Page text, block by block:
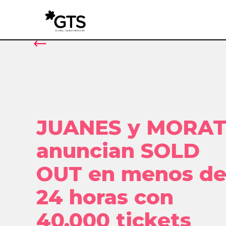
JUANES y MORAT
anuncian SOLD
OUT en menos de
24 horas con
40.000 tickets